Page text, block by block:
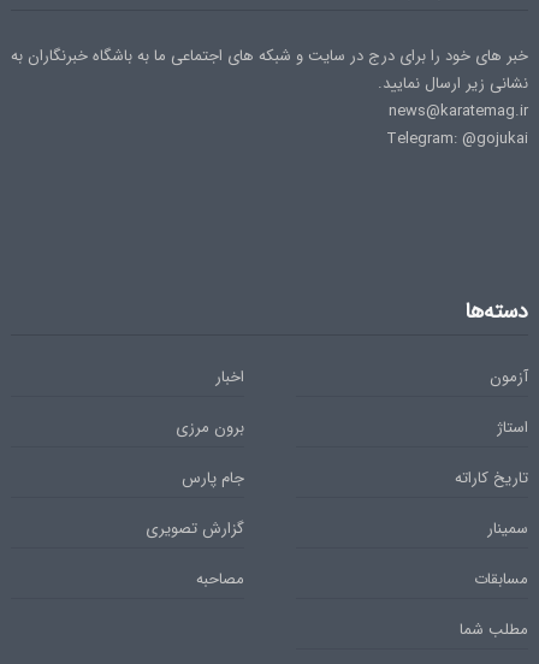
خبر های خود را برای درج در سایت و شبکه های اجتماعی ما به باشگاه خبرنگاران به
نشانی زیر ارسال نمایید.
news@karatemag.ir
Telegram: @gojukai
دسته‌ها
آزمون
اخبار
استاژ
برون مرزی
تاریخ کاراته
جام پارس
سمینار
گزارش تصویری
مسابقات
مصاحبه
مطلب شما